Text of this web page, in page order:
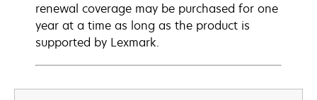
renewal coverage may be purchased for one
year at a time as long as the product is
supported by Lexmark.